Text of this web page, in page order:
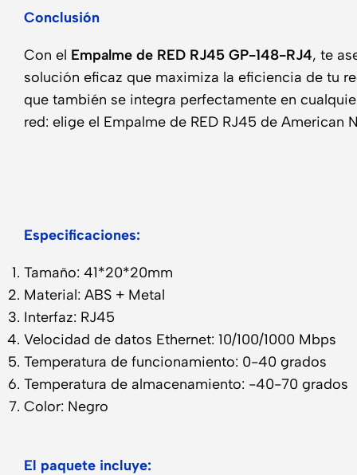
Conclusión
Con el Empalme de RED RJ45 GP-148-RJ4, te
solución eficaz que maximiza la eficiencia de tu
que también se integra perfectamente en
red: elige el Empalme de RED RJ45 de
Especificaciones:
Tamaño: 41*20*20mm
Material: ABS + Metal
Interfaz: RJ45
Velocidad de datos Ethernet: 10/100/1000 Mbps
Temperatura de funcionamiento: 0-40 grados
Temperatura de almacenamiento: -40-70 grados
Color: Negro
El paquete incluye: